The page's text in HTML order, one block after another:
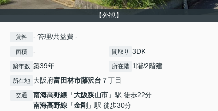
【外観】
賃料 - 管理/共益費 -
面積 - 間取り 3DK
築年数 築39年 所在階 1階/2階建
所在地 大阪府富田林市藤沢台 ７丁目
交通 南海高野線 「大阪狭山市 」駅 徒歩22分
南海高野線 「金剛 」駅 徒歩30分